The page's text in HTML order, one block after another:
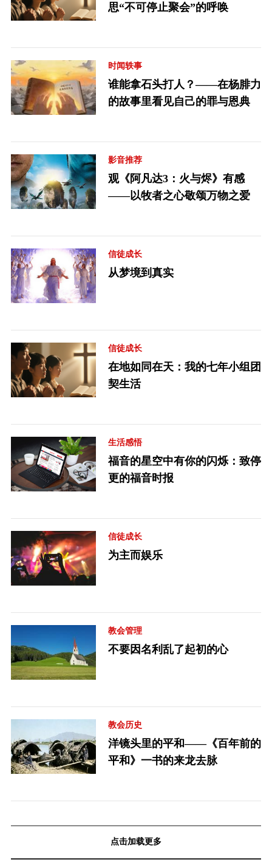
思“不可停止聚会”的呼唤
时闻轶事
谁能拿石头打人？——在杨腓力
的故事里看见自己的罪与恩典
影音推荐
观《阿凡达3：火与烬》有感
——以牧者之心敬颂万物之爱
信徒成长
从梦境到真实
信徒成长
在地如同在天：我的七年小组团
契生活
生活感悟
福音的星空中有你的闪烁：致停
更的福音时报
信徒成长
为主而娱乐
教会管理
不要因名利乱了起初的心
教会历史
洋镜头里的平和——《百年前的
平和》一书的来龙去脉
点击加载更多